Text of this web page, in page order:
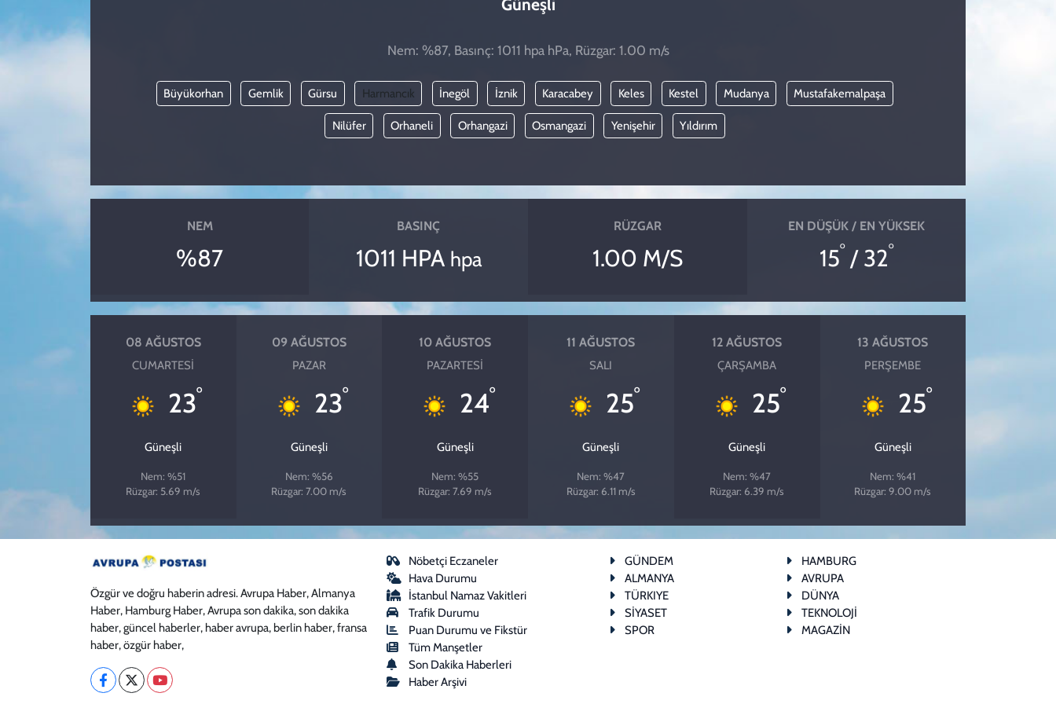
Nem: %87, Basınç: 1011 hpa hPa, Rüzgar: 1.00 m/s
Büyükorhan Gemlik Gürsu Harmancık İnegöl İznik Karacabey Keles Kestel Mudanya Mustafakemalpaşa
Nilüfer Orhaneli Orhangazi Osmangazi Yenişehir Yıldırım
NEM
%87
BASINÇ
1011 HPA hpa
RÜZGAR
1.00 M/S
EN DÜŞÜK / EN YÜKSEK
15°/ 32°
08 AĞUSTOS
CUMARTESI
23°
Güneşli
Nem: %51
Rüzgar: 5.69 m/s
09 AĞUSTOS
PAZAR
23°
Güneşli
Nem: %56
Rüzgar: 7.00 m/s
10 AĞUSTOS
PAZARTESI
24°
Güneşli
Nem: %55
Rüzgar: 7.69 m/s
11 AĞUSTOS
SALI
25°
Güneşli
Nem: %47
Rüzgar: 6.11 m/s
12 AĞUSTOS
ÇARŞAMBA
25°
Güneşli
Nem: %47
Rüzgar: 6.39 m/s
13 AĞUSTOS
PERŞEMBE
25°
Güneşli
Nem: %41
Rüzgar: 9.00 m/s
Özgür ve doğru haberin adresi. Avrupa Haber, Almanya
Haber, Hamburg Haber, Avrupa son dakika, son dakika
haber, güncel haberler, haber avrupa, berlin haber, fransa
haber, özgür haber,
Nöbetçi Eczaneler
Hava Durumu
İstanbul Namaz Vakitleri
Trafik Durumu
Puan Durumu ve Fikstür
Tüm Manşetler
Son Dakika Haberleri
Haber Arşivi
GÜNDEM
HAMBURG
ALMANYA
AVRUPA
TÜRKIYE
DÜNYA
SİYASET
TEKNOLOJİ
SPOR
MAGAZİN
KADIN